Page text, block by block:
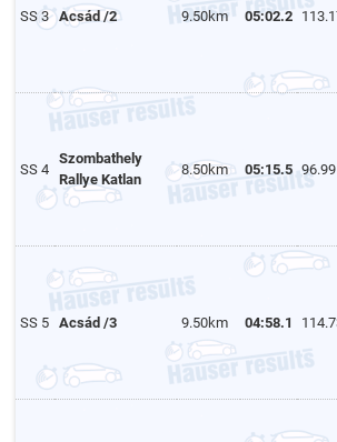
SS 3 Acsád /2 9.50km 05:02.2
SS 4
Szombathely
Rallye Katlan
8.50km 05:15.5 96.99
SS 5 Acsád /3 9.50km 04:58.1